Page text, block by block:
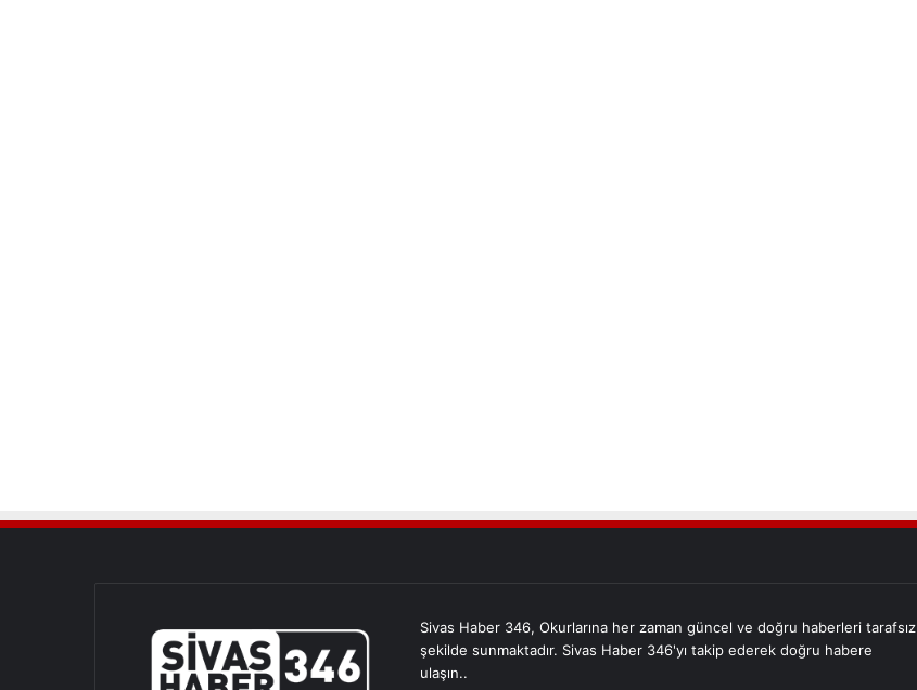
Sivas Haber 346, Okurlarına her zaman güncel ve doğru haberleri tarafsız
şekilde sunmaktadır. Sivas Haber 346'yı takip ederek doğru habere
ulaşın..